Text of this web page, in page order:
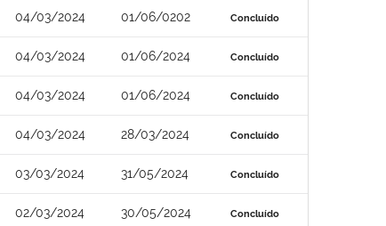
04/03/2024 01/06/0202 Concluído
04/03/2024 01/06/2024 Concluído
04/03/2024 01/06/2024 Concluído
04/03/2024 28/03/2024 Concluído
03/03/2024 31/05/2024 Concluído
02/03/2024 30/05/2024 Concluído